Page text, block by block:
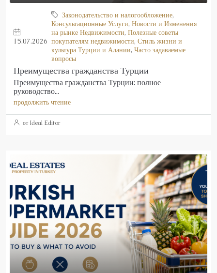
15.07.2026
Законодательство и налогообложение,
Консультационные Услуги, Новости и Изменения
на рынке Недвижимости, Полезные советы
покупателям недвижимости, Стиль жизни и
культура Турции и Алании, Часто задаваемые
вопросы
Преимущества гражданства Турции
Преимущества гражданства Турции: полное
руководство...
продолжить чтение
от Ideal Editor